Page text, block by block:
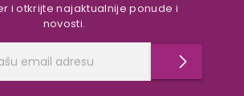
i otkrijte najaktualnije ponude i
novosti.